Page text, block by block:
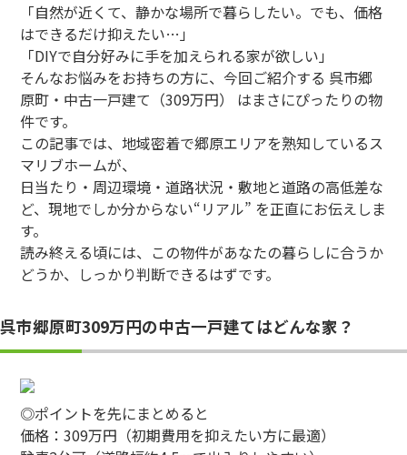
「自然が近くて、静かな場所で暮らしたい。でも、価格
はできるだけ抑えたい…」
「DIYで自分好みに手を加えられる家が欲しい」
そんなお悩みをお持ちの方に、今回ご紹介する 呉市郷
原町・中古一戸建て（309万円） はまさにぴったりの物
件です。
この記事では、地域密着で郷原エリアを熟知しているス
マリブホームが、
日当たり・周辺環境・道路状況・敷地と道路の高低差な
ど、現地でしか分からない“リアル” を正直にお伝えしま
す。
読み終える頃には、この物件があなたの暮らしに合うか
どうか、しっかり判断できるはずです。
呉市郷原町309万円の中古一戸建てはどんな家？
◎ポイントを先にまとめると
価格：309万円（初期費用を抑えたい方に最適）